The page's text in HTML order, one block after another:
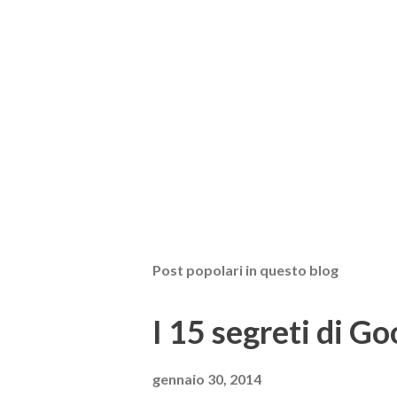
Post popolari in questo blog
I 15 segreti di
gennaio 30, 2014